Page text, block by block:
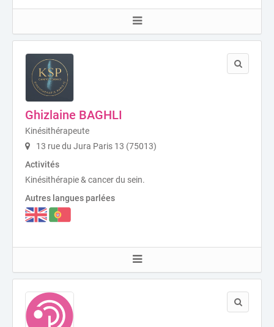
Ghizlaine BAGHLI
Kinésithérapeute
13 rue du Jura Paris 13 (75013)
Activités
Kinésithérapie & cancer du sein.
Autres langues parlées